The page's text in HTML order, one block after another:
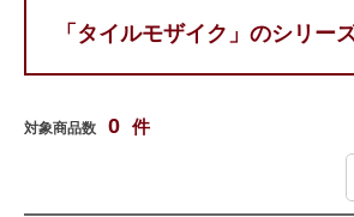
「タイルモザイク」のシリー
対象商品数 0 件